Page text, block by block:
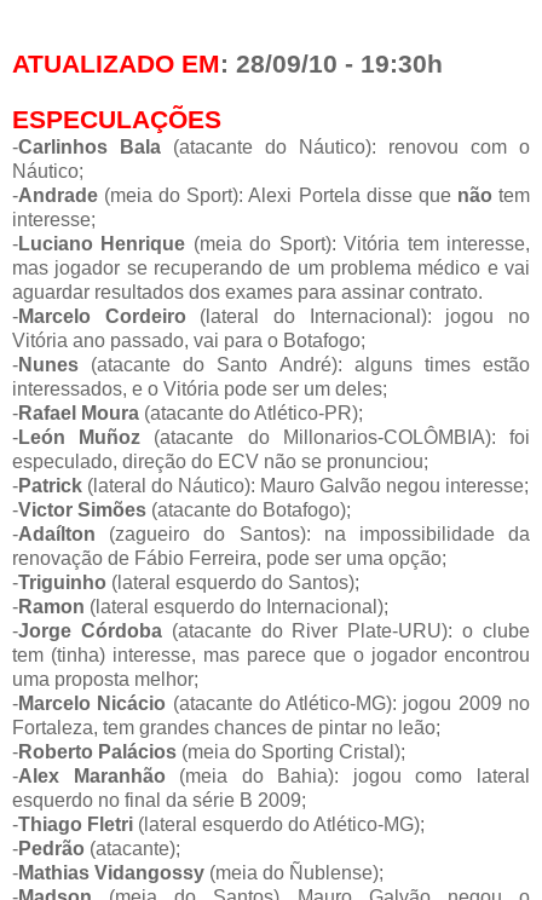
ATUALIZADO EM: 28/09/10 - 19:30h
ESPECULAÇÕES
-Carlinhos Bala (atacante do Náutico): renovou com o
Náutico;
-Andrade (meia do Sport): Alexi Portela disse que não tem
interesse;
-Luciano Henrique (meia do Sport): Vitória tem interesse,
mas jogador se recuperando de um problema médico e vai
aguardar resultados dos exames para assinar contrato.
-Marcelo Cordeiro (lateral do Internacional): jogou no
Vitória ano passado, vai para o Botafogo;
-Nunes (atacante do Santo André): alguns times estão
interessados, e o Vitória pode ser um deles;
-Rafael Moura (atacante do Atlético-PR);
-León Muñoz (atacante do Millonarios-COLÔMBIA): foi
especulado, direção do ECV não se pronunciou;
-Patrick (lateral do Náutico): Mauro Galvão negou interesse;
-Victor Simões (atacante do Botafogo);
-Adaílton (zagueiro do Santos): na impossibilidade da
renovação de Fábio Ferreira, pode ser uma opção;
-Triguinho (lateral esquerdo do Santos);
-Ramon (lateral esquerdo do Internacional);
-Jorge Córdoba (atacante do River Plate-URU): o clube
tem (tinha) interesse, mas parece que o jogador encontrou
uma proposta melhor;
-Marcelo Nicácio (atacante do Atlético-MG): jogou 2009 no
Fortaleza, tem grandes chances de pintar no leão;
-Roberto Palácios (meia do Sporting Cristal);
-Alex Maranhão (meia do Bahia): jogou como lateral
esquerdo no final da série B 2009;
-Thiago Fletri (lateral esquerdo do Atlético-MG);
-Pedrão (atacante);
-Mathias Vidangossy (meia do Ñublense);